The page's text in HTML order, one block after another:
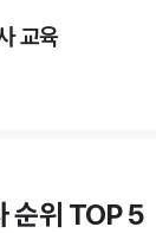
교육
순위 TOP 5